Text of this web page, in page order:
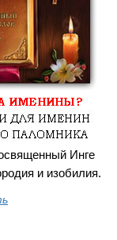
Инге
и изобилия.